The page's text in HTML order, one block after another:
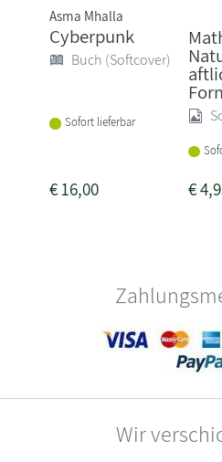
Asma Mhalla
Cyberpunk
Buch (Softcover)
Sofort lieferbar
€16,00 €
Wir